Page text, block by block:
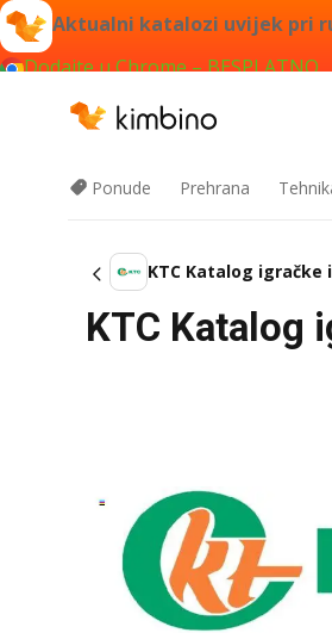
Aktualni katalozi uvijek pri
Dodajte u Chrome – BESPLATNO
Ponude Prehrana
KTC Katalog
KTC Katalog